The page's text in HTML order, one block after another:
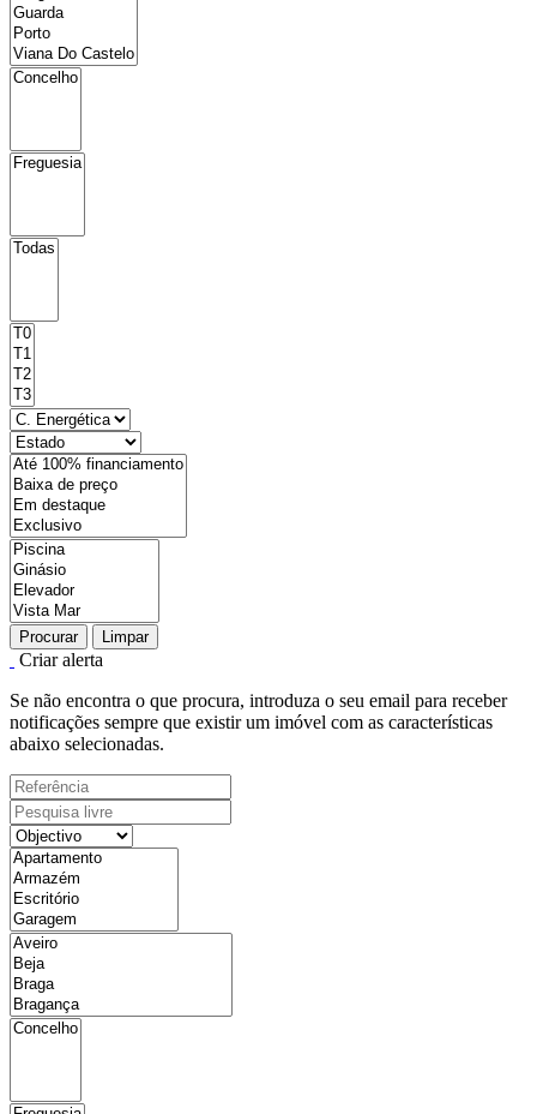
Procurar Limpar
Criar alerta
Se não encontra o que procura, introduza o seu email para receber
notificações sempre que existir um imóvel com as características
abaixo selecionadas.